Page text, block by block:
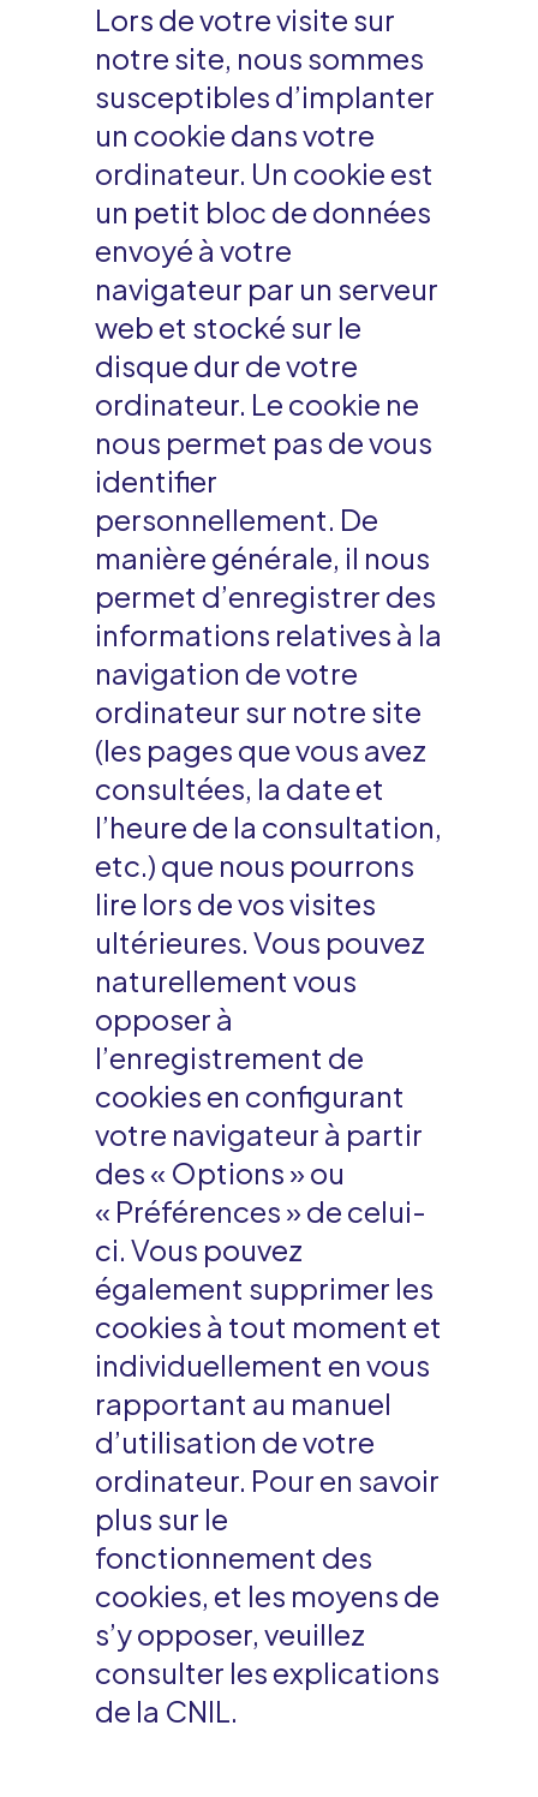
Lors de votre visite sur
notre site, nous sommes
susceptibles d’implanter
un cookie dans votre
ordinateur. Un cookie est
un petit bloc de données
envoyé à votre
navigateur par un serveur
web et stocké sur le
disque dur de votre
ordinateur. Le cookie ne
nous permet pas de vous
identifier
personnellement. De
manière générale, il nous
permet d’enregistrer des
informations relatives à la
navigation de votre
ordinateur sur notre site
(les pages que vous avez
consultées, la date et
l’heure de la consultation,
etc.) que nous pourrons
lire lors de vos visites
ultérieures. Vous pouvez
naturellement vous
opposer à
l’enregistrement de
cookies en configurant
votre navigateur à partir
des « Options » ou
« Préférences » de celui-
ci. Vous pouvez
également supprimer les
cookies à tout moment et
individuellement en vous
rapportant au manuel
d’utilisation de votre
ordinateur. Pour en savoir
plus sur le
fonctionnement des
cookies, et les moyens de
s’y opposer, veuillez
consulter les explications
de la CNIL.